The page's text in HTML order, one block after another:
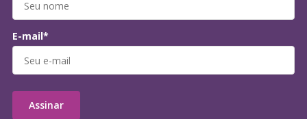
E-mail*
Assinar